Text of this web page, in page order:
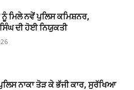
ਮਿਲੇ ਨਵੇਂ ਪੁਲਿਸ ਕਮਿਸ਼ਨਰ,
ਦੀ ਹੋਈ ਨਿਯੁਕਤੀ
ਨਾਕਾ ਤੋੜ ਕੇ ਭੱਜੀ ਕਾਰ, ਸੁਰੱਖਿਆ